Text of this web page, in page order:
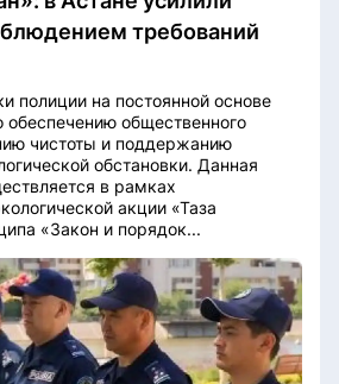
требований
полиции на постоянной основе
обеспечению общественного
чистоты и поддержанию
обстановки. Данная
в рамках
акции «Таза
«Закон и порядок...